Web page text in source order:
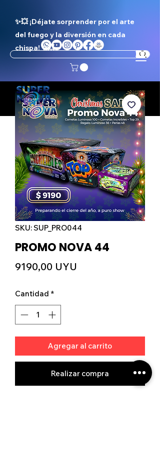
✨💥 ¡Déjate sorprender por el arte
del fuego y la diversión en cada
chispa! ✨💥
SKU: SUP_PRO044
PROMO NOVA 44
9190,00 UYU
Cantidad *
Agregar al carrito
Realizar compra